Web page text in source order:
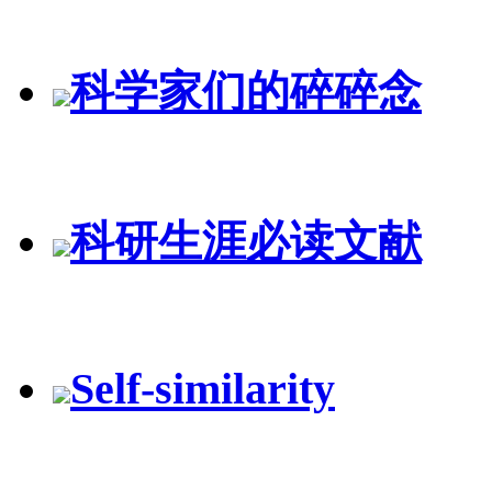
科学家们的碎碎念
科研生涯必读文献
Self-similarity